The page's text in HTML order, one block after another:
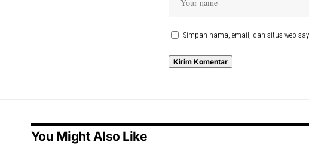
Simpan nama, email, dan situs web
You Might Also Like